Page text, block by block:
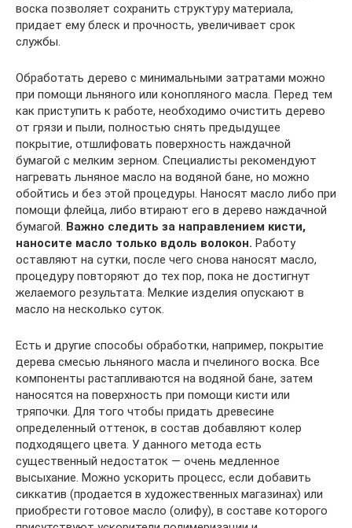
воска позволяет сохранить структуру материала,
придает ему блеск и прочность, увеличивает срок
службы.
Обработать дерево с минимальными затратами можно
при помощи льняного или конопляного масла. Перед тем
как приступить к работе, необходимо очистить дерево
от грязи и пыли, полностью снять предыдущее
покрытие, отшлифовать поверхность наждачной
бумагой с мелким зерном. Специалисты рекомендуют
нагревать льняное масло на водяной бане, но можно
обойтись и без этой процедуры. Наносят масло либо при
помощи флейца, либо втирают его в дерево наждачной
бумагой. Важно следить за направлением кисти,
наносите масло только вдоль волокон. Работу
оставляют на сутки, после чего снова наносят масло,
процедуру повторяют до тех пор, пока не достигнут
желаемого результата. Мелкие изделия опускают в
масло на несколько суток.
Есть и другие способы обработки, например, покрытие
дерева смесью льняного масла и пчелиного воска. Все
компоненты растапливаются на водяной бане, затем
наносятся на поверхность при помощи кисти или
тряпочки. Для того чтобы придать древесине
определенный оттенок, в состав добавляют колер
подходящего цвета. У данного метода есть
существенный недостаток — очень медленное
высыхание. Можно ускорить процесс, если добавить
сиккатив (продается в художественных магазинах) или
приобрести готовое масло (олифу), в составе которого